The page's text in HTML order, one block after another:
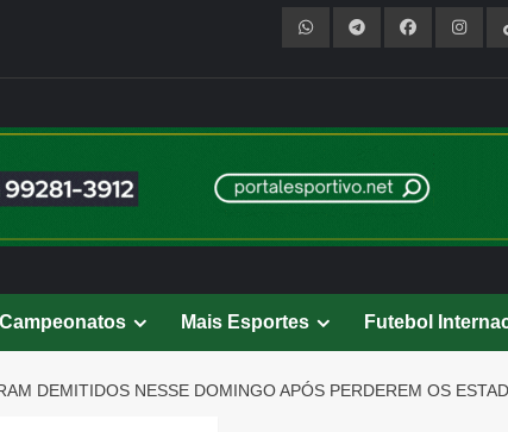
Mais Esportes Futebol
DEMITIDOS NESSE DOMINGO APÓS PERDEREM OS